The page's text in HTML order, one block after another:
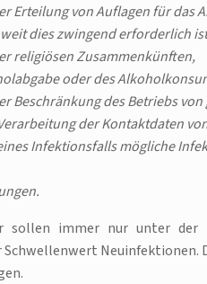
Erteilung von Auflagen für das
dies zwingend erforderlich
religiösen Zusammenkünften,
oder des
Beschränkung des Betriebs
der Kontaktdaten
Infektionsfalls mögliche
sollen immer nur unter der
Neuinfektionen.